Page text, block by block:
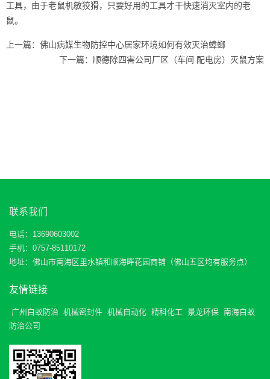
工具，由于老鼠机敏狡猾，只要好用的工具才干快速消灭室内的老
鼠。
上一篇： 佛山病媒生物防控中心居家环境如何有效灭治蟑螂
下一篇： 顺德除四害公司厂区（车间 配电房）灭鼠方案
联系我们
电话：13690603002
手机：0757-85110172
地址：佛山市南海区里水镇和顺海畔花园商铺（佛山五区均有服务点）
友情链接
广州白蚁防治 机械密封件 机械自动化 精科化工 景龙环保 南海白蚁
防治公司